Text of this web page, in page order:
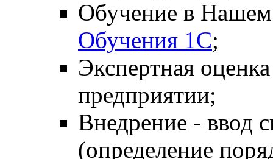
Обучение в
Обучения 1С;
Экспертная
предприятии;
Внедрение - ввод
(определение